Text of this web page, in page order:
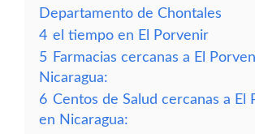
Departamento de Chontales
4 el tiempo en El Porvenir
5 Farmacias cercanas a El
Nicaragua:
6 Centos de Salud cercanas a El
en Nicaragua: